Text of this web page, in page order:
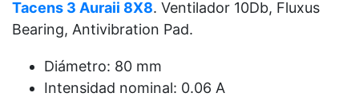
Tacens 3 Auraii 8X8. Ventilador 10Db, Fluxus
Bearing, Antivibration Pad.
Diámetro: 80 mm
Intensidad nominal: 0.06 A